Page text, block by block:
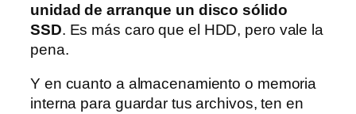
unidad de arranque un disco sólido
SSD. Es más caro que el HDD, pero vale la
pena.
Y en cuanto a almacenamiento o memoria
interna para guardar tus archivos, ten en